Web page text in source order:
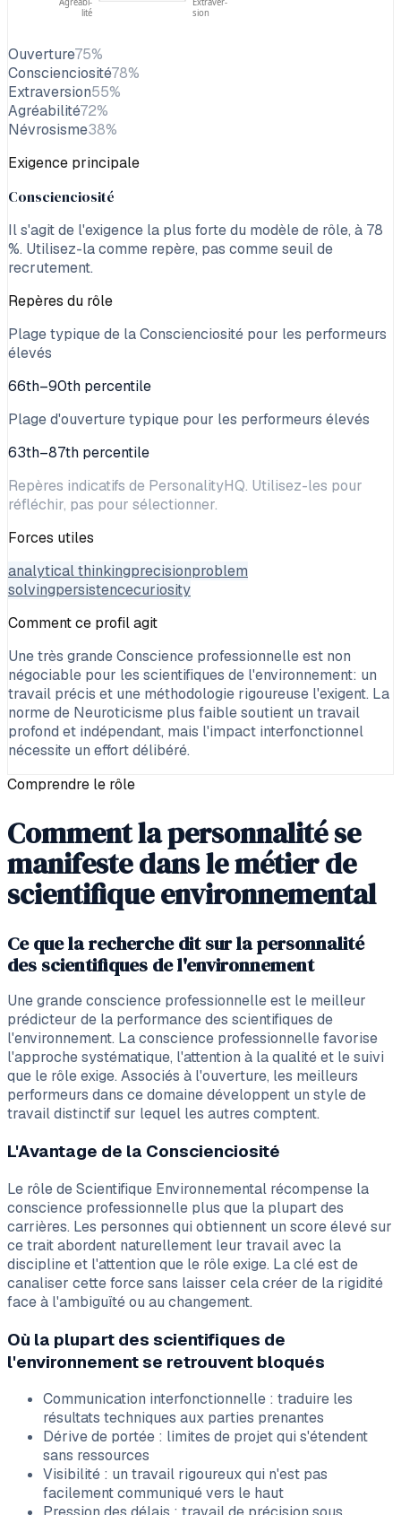
sion
lité
Ouverture75%
Conscienciosité78%
Extraversion55%
Agréabilité72%
Névrosisme38%
Exigence principale
Conscienciosité
Il s'agit de l'exigence la plus forte du modèle de rôle, à 78
%. Utilisez-la comme repère, pas comme seuil de
recrutement.
Repères du rôle
Plage typique de la Conscienciosité pour les performeurs
élevés
66th–90th percentile
Plage d'ouverture typique pour les performeurs élevés
63th–87th percentile
Repères indicatifs de PersonalityHQ. Utilisez-les pour
réfléchir, pas pour sélectionner.
Forces utiles
analytical thinkingprecisionproblem
solvingpersistencecuriosity
Comment ce profil agit
Une très grande Conscience professionnelle est non
négociable pour les scientifiques de l'environnement: un
travail précis et une méthodologie rigoureuse l'exigent. La
norme de Neuroticisme plus faible soutient un travail
profond et indépendant, mais l'impact interfonctionnel
nécessite un effort délibéré.
Comprendre le rôle
Comment la personnalité se
manifeste dans le métier de
scientifique environnemental
Ce que la recherche dit sur la personnalité
des scientifiques de l'environnement
Une grande conscience professionnelle est le meilleur
prédicteur de la performance des scientifiques de
l'environnement. La conscience professionnelle favorise
l'approche systématique, l'attention à la qualité et le suivi
que le rôle exige. Associés à l'ouverture, les meilleurs
performeurs dans ce domaine développent un style de
travail distinctif sur lequel les autres comptent.
L'Avantage de la Conscienciosité
Le rôle de Scientifique Environnemental récompense la
conscience professionnelle plus que la plupart des
carrières. Les personnes qui obtiennent un score élevé sur
ce trait abordent naturellement leur travail avec la
discipline et l'attention que le rôle exige. La clé est de
canaliser cette force sans laisser cela créer de la rigidité
face à l'ambiguïté ou au changement.
Où la plupart des scientifiques de
l'environnement se retrouvent bloqués
Communication interfonctionnelle : traduire les
résultats techniques aux parties prenantes
Dérive de portée : limites de projet qui s'étendent
sans ressources
Visibilité : un travail rigoureux qui n'est pas
facilement communiqué vers le haut